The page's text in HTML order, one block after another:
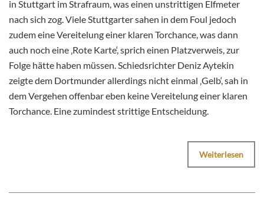
in Stuttgart im Strafraum, was einen unstrittigen Elfmeter
nach sich zog. Viele Stuttgarter sahen in dem Foul jedoch
zudem eine Vereitelung einer klaren Torchance, was dann
auch noch eine ‚Rote Karte‘, sprich einen Platzverweis, zur
Folge hätte haben müssen. Schiedsrichter Deniz Aytekin
zeigte dem Dortmunder allerdings nicht einmal ‚Gelb‘, sah in
dem Vergehen offenbar eben keine Vereitelung einer klaren
Torchance. Eine zumindest strittige Entscheidung.
Weiterlesen